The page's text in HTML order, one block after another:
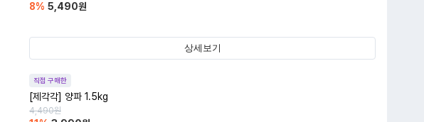
8% 5,490원
상세보기
직접 구매한
[제각각] 양파 1.5kg
4,490원